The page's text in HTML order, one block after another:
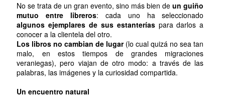
No se trata de un gran evento, sino más bien deun guiño
mutuo entre libreros: cada uno ha seleccionado
algunos ejemplares de sus estanteríaspara darlos a
conocer a la clientela del otro.
Los libros no cambian de lugar(lo cual quizá no sea tan
malo, en estos tiempos de grandes migraciones
veraniegas), pero viajan de otro modo: a través de las
palabras, las imágenes y la curiosidad compartida.
Un encuentro natural